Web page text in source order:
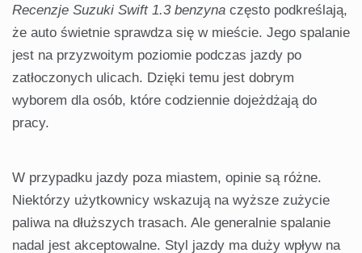
Recenzje Suzuki Swift 1.3 benzyna często podkreślają,
że auto świetnie sprawdza się w mieście. Jego spalanie
jest na przyzwoitym poziomie podczas jazdy po
zatłoczonych ulicach. Dzięki temu jest dobrym
wyborem dla osób, które codziennie dojeżdżają do
pracy.
W przypadku jazdy poza miastem, opinie są różne.
Niektórzy użytkownicy wskazują na wyższe zużycie
paliwa na dłuższych trasach. Ale generalnie spalanie
nadal jest akceptowalne. Styl jazdy ma duży wpływ na